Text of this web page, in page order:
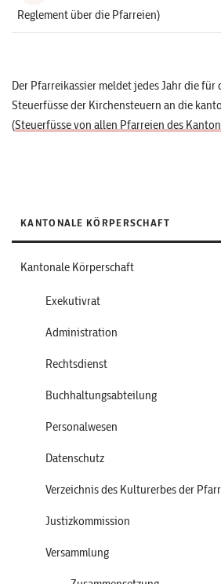
Reglement über die Pfarreien)
Der Pfarreikassier meldet jedes Jahr die
Steuerfüsse der Kirchensteuern an die
(Steuerfüsse von allen Pfarreien des
KANTONALE KÖRPERSCHAFT
Kantonale Körperschaft
Exekutivrat
Administration
Rechtsdienst
Buchhaltungsabteilung
Personalwesen
Datenschutz
Verzeichnis des Kulturerbes der
Justizkommission
Versammlung